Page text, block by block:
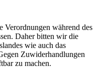
Verordnungen während des
Daher bitten wir die
wie auch das
Zuwiderhandlungen
zu machen.